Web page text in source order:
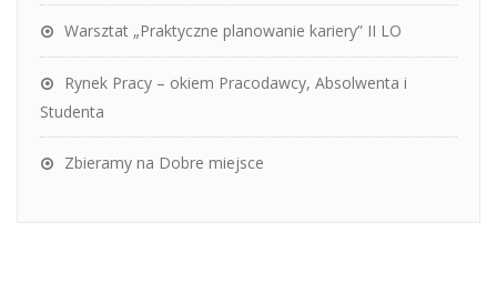
Warsztat „Praktyczne planowanie kariery” II LO
Rynek Pracy – okiem Pracodawcy, Absolwenta i
Studenta
Zbieramy na Dobre miejsce